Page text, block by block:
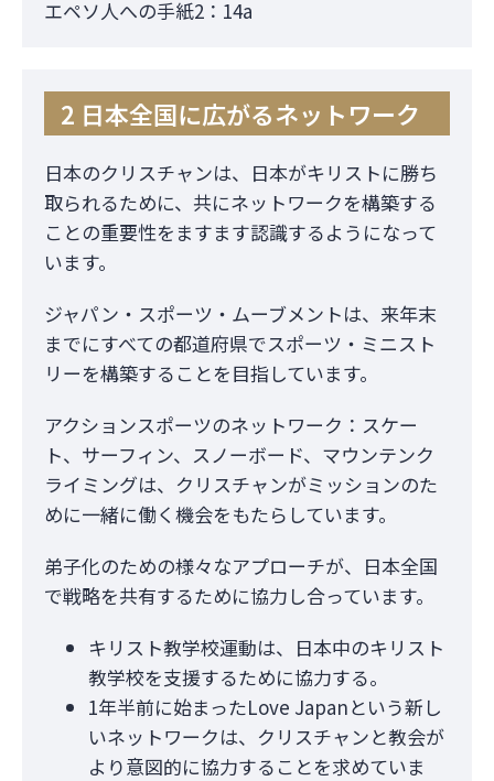
エペソ人への手紙2：14a
2 日本全国に広がるネットワーク
日本のクリスチャンは、日本がキリストに勝ち
取られるために、共にネットワークを構築する
ことの重要性をますます認識するようになって
います。
ジャパン・スポーツ・ムーブメントは、来年末
までにすべての都道府県でスポーツ・ミニスト
リーを構築することを目指しています。
アクションスポーツのネットワーク：スケー
ト、サーフィン、スノーボード、マウンテンク
ライミングは、クリスチャンがミッションのた
めに一緒に働く機会をもたらしています。
弟子化のための様々なアプローチが、日本全国
で戦略を共有するために協力し合っています。
キリスト教学校運動は、日本中のキリスト
教学校を支援するために協力する。
1年半前に始まったLove Japanという新し
いネットワークは、クリスチャンと教会が
より意図的に協力することを求めていま